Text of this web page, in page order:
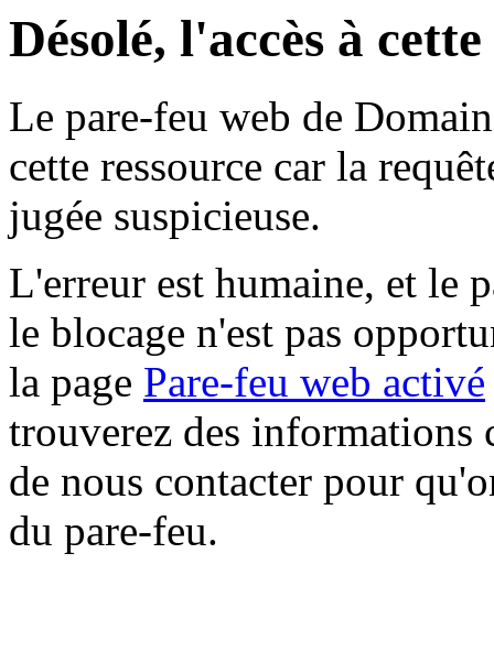
Désolé, l'accès à
Le pare-feu web de
cette ressource car la
jugée suspicieuse.
L'erreur est humaine, et le
le blocage n'est pas
la page Pare-feu web activé
trouverez des informations
de nous contacter pour
du pare-feu.